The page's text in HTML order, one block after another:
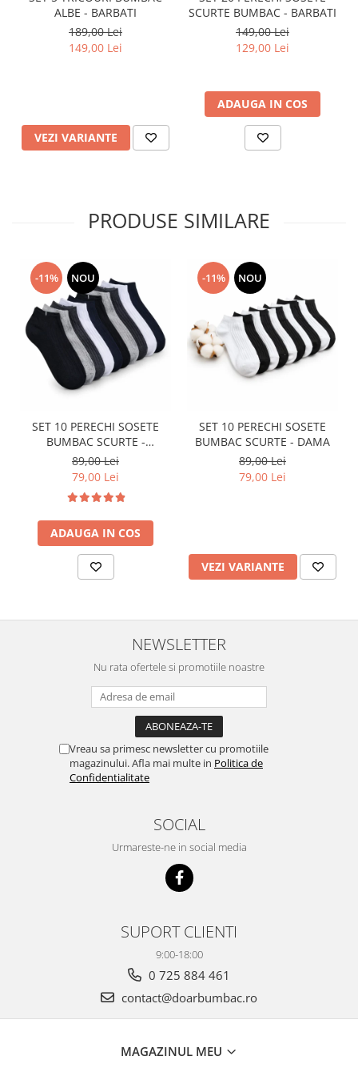
ALBE - BARBATI
189,00 Lei
149,00 Lei
VEZI VARIANTE
SCURTE BUMBAC - BARBATI
149,00 Lei
129,00 Lei
ADAUGA IN COS
PRODUSE SIMILARE
-11% NOU
SET 10 PERECHI SOSETE
BUMBAC SCURTE -
MULTICOLOR - BARBATI
89,00 Lei
79,00 Lei
ADAUGA IN COS
-11% NOU
SET 10 PERECHI SOSETE
BUMBAC SCURTE - DAMA
89,00 Lei
79,00 Lei
VEZI VARIANTE
NEWSLETTER
Nu rata ofertele si promotiile noastre
Vreau sa primesc newsletter cu promotiile
magazinului. Afla mai multe in Politica de
Confidentialitate
SOCIAL
Urmareste-ne in social media
SUPORT CLIENTI
9:00-18:00
0 725 884 461
contact@doarbumbac.ro
MAGAZINUL MEU